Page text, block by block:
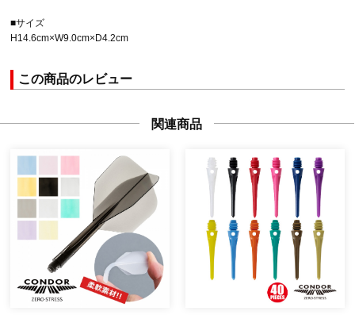
■サイズ
H14.6cm×W9.0cm×D4.2cm
この商品のレビュー
関連商品